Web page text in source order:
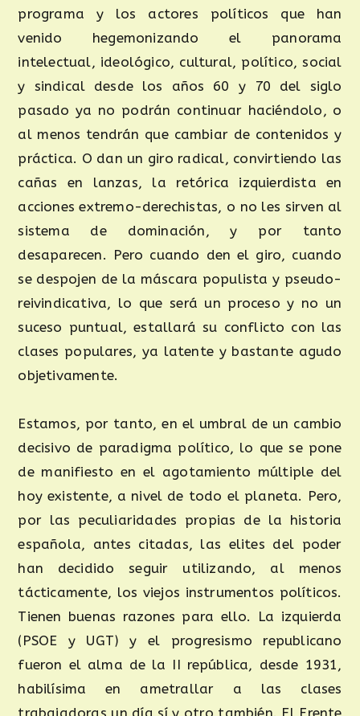
programa y los actores políticos que han
venido hegemonizando el panorama
intelectual, ideológico, cultural, político, social
y sindical desde los años 60 y 70 del siglo
pasado ya no podrán continuar haciéndolo, o
al menos tendrán que cambiar de contenidos y
práctica. O dan un giro radical, convirtiendo las
cañas en lanzas, la retórica izquierdista en
acciones extremo-derechistas, o no les sirven al
sistema de dominación, y por tanto
desaparecen. Pero cuando den el giro, cuando
se despojen de la máscara populista y pseudo-
reivindicativa, lo que será un proceso y no un
suceso puntual, estallará su conflicto con las
clases populares, ya latente y bastante agudo
objetivamente.
Estamos, por tanto, en el umbral de un cambio
decisivo de paradigma político, lo que se pone
de manifiesto en el agotamiento múltiple del
hoy existente, a nivel de todo el planeta. Pero,
por las peculiaridades propias de la historia
española, antes citadas, las elites del poder
han decidido seguir utilizando, al menos
tácticamente, los viejos instrumentos políticos.
Tienen buenas razones para ello. La izquierda
(PSOE y UGT) y el progresismo republicano
fueron el alma de la II república, desde 1931,
habilísima en ametrallar a las clases
trabajadoras un día sí y otro también. El Frente